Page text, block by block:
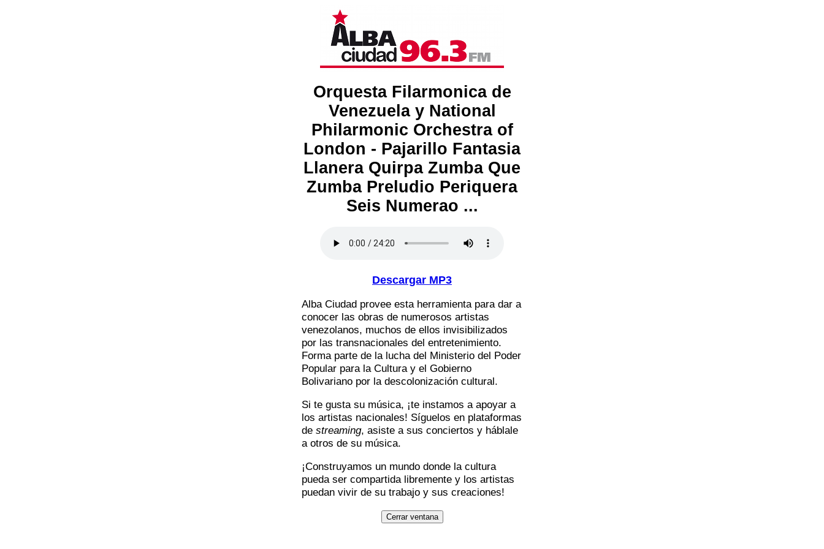
Orquesta Filarmonica de
Venezuela y National
Philarmonic Orchestra of
London - Pajarillo Fantasia
Llanera Quirpa Zumba Que
Zumba Preludio Periquera
Seis Numerao ...
Descargar MP3
Alba Ciudad provee esta herramienta para dar a
conocer las obras de numerosos artistas
venezolanos, muchos de ellos invisibilizados
por las transnacionales del entretenimiento.
Forma parte de la lucha del Ministerio del Poder
Popular para la Cultura y el Gobierno
Bolivariano por la descolonización cultural.
Si te gusta su música, ¡te instamos a apoyar a
los artistas nacionales! Síguelos en plataformas
de streaming, asiste a sus conciertos y háblale
a otros de su música.
¡Construyamos un mundo donde la cultura
pueda ser compartida libremente y los artistas
puedan vivir de su trabajo y sus creaciones!